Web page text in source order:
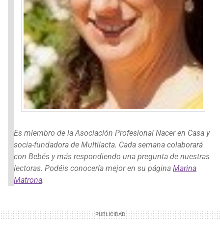
Es miembro de la Asociación Profesional Nacer en Casa y
socia-fundadora de Multilacta. Cada semana colaborará
con Bebés y más respondiendo una pregunta de nuestras
lectoras. Podéis conocerla mejor en su página Marina
Matrona.